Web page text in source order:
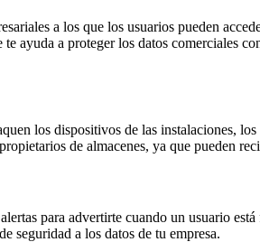
a los que los usuarios pueden
ayuda a proteger los datos comerciales
los dispositivos de las instalaciones,
de almacenes, ya que pueden
para advertirte cuando un usuario
seguridad a los datos de tu empresa.